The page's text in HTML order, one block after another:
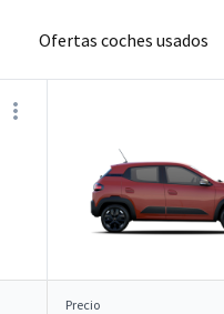
Ofertas coches usados
Precio